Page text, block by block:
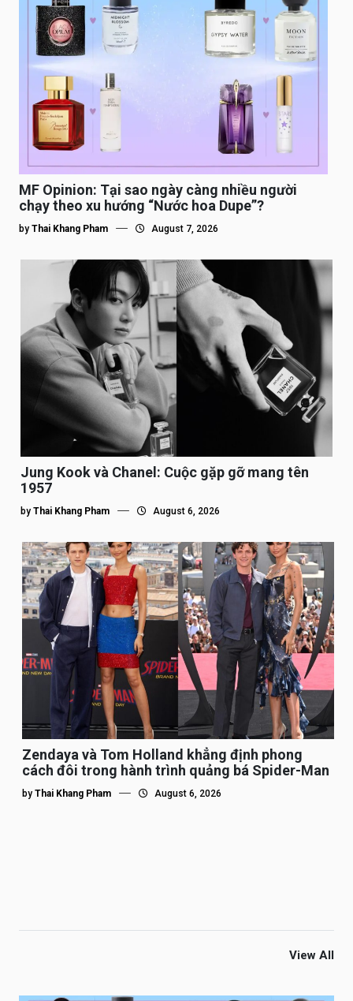
MF Opinion: Tại sao ngày càng nhiều người
chạy theo xu hướng “Nước hoa Dupe”?
by Thai Khang Pham August 7, 2026
Jung Kook và Chanel: Cuộc gặp gỡ mang tên
1957
by Thai Khang Pham August 6, 2026
Zendaya và Tom Holland khẳng định phong
cách đôi trong hành trình quảng bá Spider-Man
by Thai Khang Pham August 6, 2026
View All